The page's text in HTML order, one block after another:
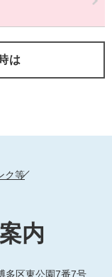
は
ク等
内
多区東公園7番7号